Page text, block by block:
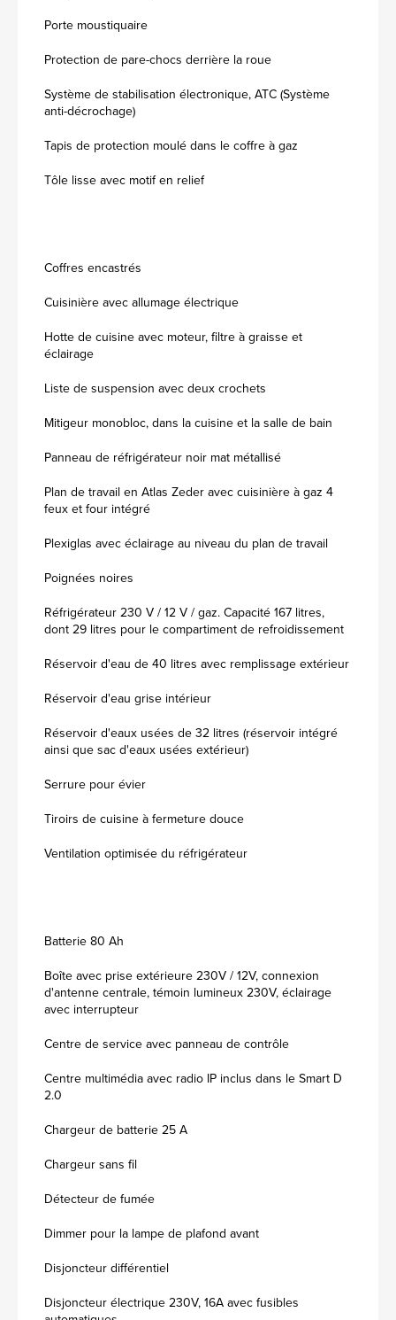
Porte moustiquaire
Protection de pare-chocs derrière la roue
Système de stabilisation électronique, ATC (Système
anti-décrochage)
Tapis de protection moulé dans le coffre à gaz
Tôle lisse avec motif en relief
Coffres encastrés
Cuisinière avec allumage électrique
Hotte de cuisine avec moteur, filtre à graisse et
éclairage
Liste de suspension avec deux crochets
Mitigeur monobloc, dans la cuisine et la salle de bain
Panneau de réfrigérateur noir mat métallisé
Plan de travail en Atlas Zeder avec cuisinière à gaz 4
feux et four intégré
Plexiglas avec éclairage au niveau du plan de travail
Poignées noires
Réfrigérateur 230 V / 12 V / gaz. Capacité 167 litres,
dont 29 litres pour le compartiment de refroidissement
Réservoir d'eau de 40 litres avec remplissage extérieur
Réservoir d'eau grise intérieur
Réservoir d'eaux usées de 32 litres (réservoir intégré
ainsi que sac d'eaux usées extérieur)
Serrure pour évier
Tiroirs de cuisine à fermeture douce
Ventilation optimisée du réfrigérateur
Batterie 80 Ah
Boîte avec prise extérieure 230V / 12V, connexion
d'antenne centrale, témoin lumineux 230V, éclairage
avec interrupteur
Centre de service avec panneau de contrôle
Centre multimédia avec radio IP inclus dans le Smart D
2.0
Chargeur de batterie 25 A
Chargeur sans fil
Détecteur de fumée
Dimmer pour la lampe de plafond avant
Disjoncteur différentiel
Disjoncteur électrique 230V, 16A avec fusibles